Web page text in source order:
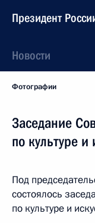
Президент
Новости
Фотографии
Заседание
по культуре и
Под
состоялось
по культуре и